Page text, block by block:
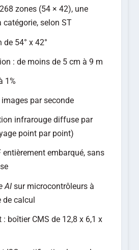
zones (54 × 42), une
catégorie, selon ST
54° x 42°
: de moins de 5 cm à 9 m
1%
par seconde
infrarouge diffuse par
point par point)
entièrement embarqué, sans
AIsur microcontrôleurs à
de calcul
boîtier CMS de 12,8 x 6,1 x